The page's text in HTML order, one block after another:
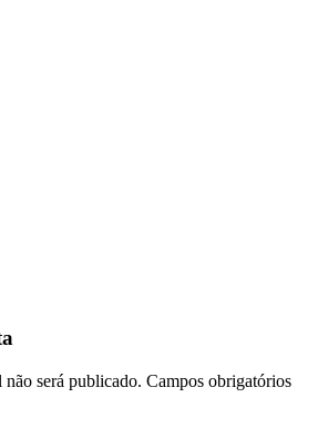
não será publicado. Campos obrigatórios